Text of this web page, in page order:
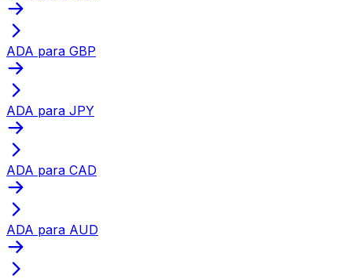
ADA para GBP
ADA para JPY
ADA para CAD
ADA para AUD